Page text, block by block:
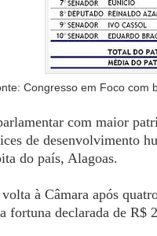
Congresso em Foco com
com maior
de desenvolvimento
do país, Alagoas.
à Câmara após
fortuna declarada de R$